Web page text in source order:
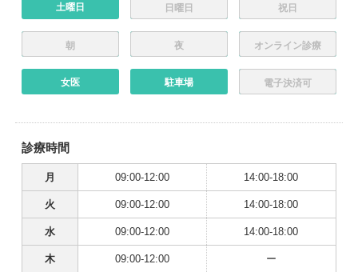
土曜日 日曜日 祝日
朝 夜 オンライン診療
女医 駐車場 電子決済可
診療時間
月 09:00-12:00 14:00-18:00
火 09:00-12:00 14:00-18:00
水 09:00-12:00 14:00-18:00
木 09:00-12:00 ー